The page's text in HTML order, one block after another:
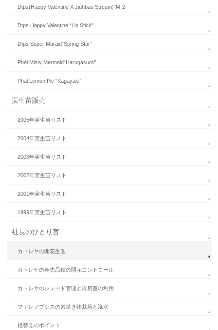
Dtps(Happy Valentine X Jiuhbao Stream)”M-2
Dtps Happy Valentine “Lip Stick”
Dtps Super Maraid”Spring Star”
Phal Misty Mermaid”Harugasumi”
Phal Lemon Pie “Kagayaki”
実生苗販売
2005年実生苗リスト
2004年実生苗リスト
2003年実生苗リスト
2002年実生苗リスト
2001年実生苗リスト
1999年実生苗リスト
社長のひとり言
カトレヤの開花生理
カトレヤの春先品種の開花コントロール
カトレヤのシェード管理と冷房室の利用
ファレノプシスの素焼き鉢栽培と潅水
植替えのポイント